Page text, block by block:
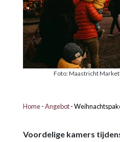
Foto: Maastricht
Home-Angebot-
Voordelige kamers